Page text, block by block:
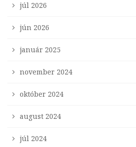
júl 2026
jún 2026
január 2025
november 2024
október 2024
august 2024
júl 2024